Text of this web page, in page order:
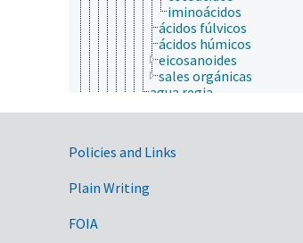
iminoácidos
ácidos fúlvicos
ácidos húmicos
eicosanoides
sales orgánicas
agua regia
componentes sulfurosos
compuestos de coordinación
Government Links
Policies and Links
Plain Writing
FOIA